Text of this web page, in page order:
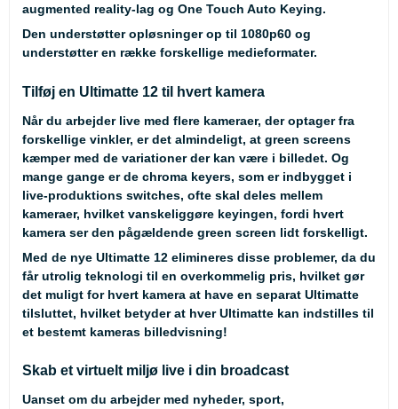
augmented reality-lag og One Touch Auto Keying.
Den understøtter opløsninger op til 1080p60 og
understøtter en række forskellige medieformater.
Tilføj en Ultimatte 12 til hvert kamera
Når du arbejder live med flere kameraer, der optager fra
forskellige vinkler, er det almindeligt, at green screens
kæmper med de variationer der kan være i billedet. Og
mange gange er de chroma keyers, som er indbygget i
live-produktions switches, ofte skal deles mellem
kameraer, hvilket vanskeliggøre keyingen, fordi hvert
kamera ser den pågældende green screen lidt forskelligt.
Med de nye Ultimatte 12 elimineres disse problemer, da du
får utrolig teknologi til en overkommelig pris, hvilket gør
det muligt for hvert kamera at have en separat Ultimatte
tilsluttet, hvilket betyder at hver Ultimatte kan indstilles til
et bestemt kameras billedvisning!
Skab et virtuelt miljø live i din broadcast
Uanset om du arbejder med nyheder, sport,